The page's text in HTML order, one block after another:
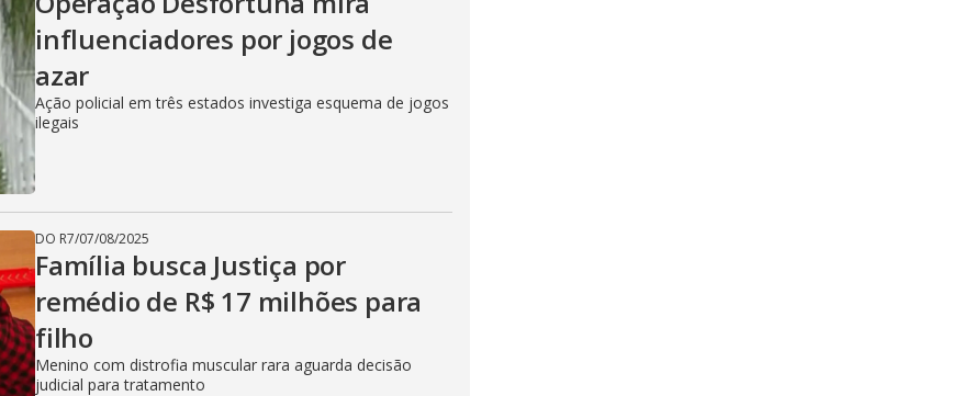
influenciadores por jogos de
azar
Ação policial em três estados investiga esquema de jogos
ilegais
DO R7/07/08/2025
Família busca Justiça por
remédio de R$ 17 milhões para
filho
Menino com distrofia muscular rara aguarda decisão
judicial para tratamento